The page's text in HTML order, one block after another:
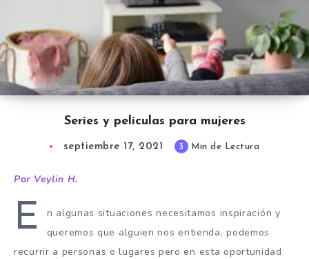
Series y películas para mujeres
septiembre 17, 2021 3 Min de Lectura
Por Veylin H.
E
n algunas situaciones necesitamos inspiración y
queremos que alguien nos entienda, podemos
recurrir a personas o lugares pero en esta oportunidad